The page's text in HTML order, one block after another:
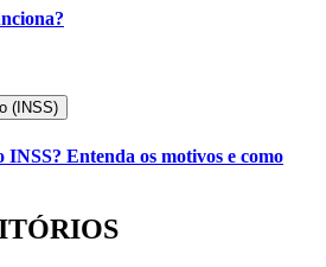
(INSS)
INSS? Entenda os motivos e como